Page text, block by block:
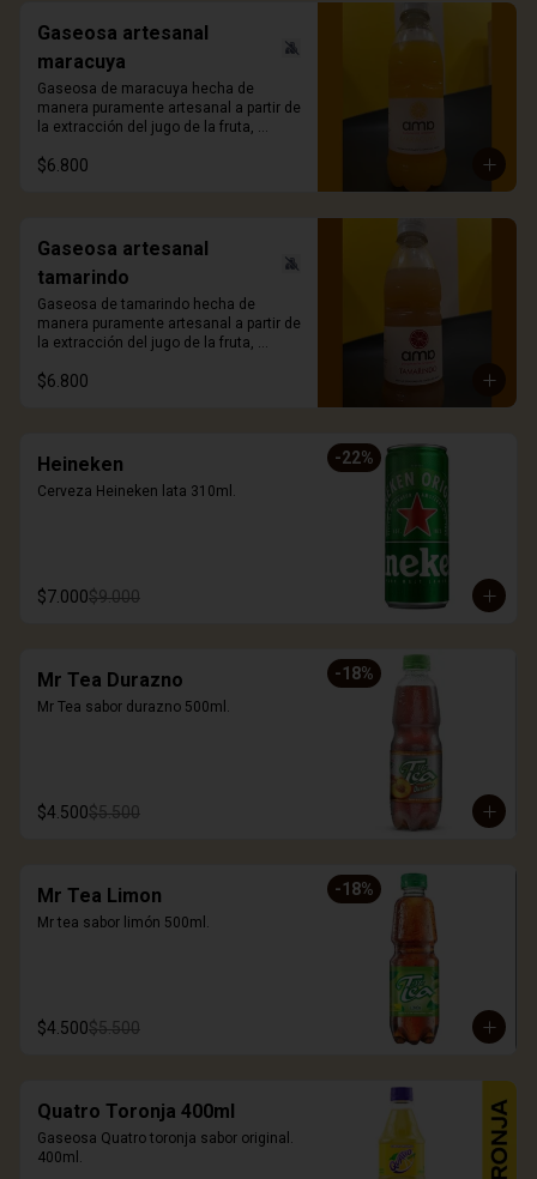
Gaseosa artesanal
maracuya
Gaseosa de maracuya hecha de
manera puramente artesanal a partir de
la extracción del jugo de la fruta,
añadida. 330ml.
$6.800
Gaseosa artesanal
tamarindo
Gaseosa de tamarindo hecha de
manera puramente artesanal a partir de
la extracción del jugo de la fruta,
añadida. 330ml.
$6.800
-22%
Heineken
Cerveza Heineken lata 310ml.
$7.000$9.000
-18%
Mr Tea Durazno
Mr Tea sabor durazno 500ml.
$4.500$5.500
-18%
Mr Tea Limon
Mr tea sabor limón 500ml.
$4.500$5.500
Quatro Toronja 400ml
Gaseosa Quatro toronja sabor original.
400ml.